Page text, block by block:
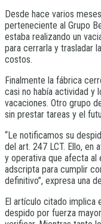
Desde hace varios
perteneciente al Grupo
estaba realizando un
para cerrarla y trasladar
costos.
Finalmente la fábrica
casi no había actividad y
vacaciones. Otro grupo
sin prestar tareas y el
“Le notificamos su
del art. 247 LCT. Ello, en
y operativa que afecta al
adscripta para cumplir
definitivo”, expresa una
El artículo citado implica
despido por fuerza